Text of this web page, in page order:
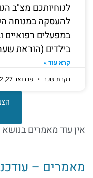
לנוחיותכם מצ"ב
להעסקה במנוחה
במפעלים רפואיים
בילדים (הוראת
קרא עוד »
בקרת שכר
פברואר 27, 2022
אין עוד מאמרים בנושא
מאמרים –